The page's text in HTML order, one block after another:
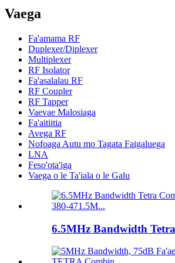
Vaega
Fa'amama RF
Duplexer/Diplexer
Multiplexer
RF Isolator
Fa'asalalau RF
RF Coupler
RF Tapper
Vaevae Malosiaga
Fa'aitiitia
Avega RF
Nofoaga Autu mo Tagata Faigaluega
LNA
Feso'ota'iga
Vaega o le Ta'iala o le Galu
6.5MHz Bandwidth